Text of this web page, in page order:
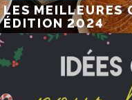
LES MEILLEURES
ÉDITION 2024